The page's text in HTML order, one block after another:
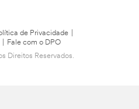
de Privacidade
Fale com o DPO
Direitos Reservados.